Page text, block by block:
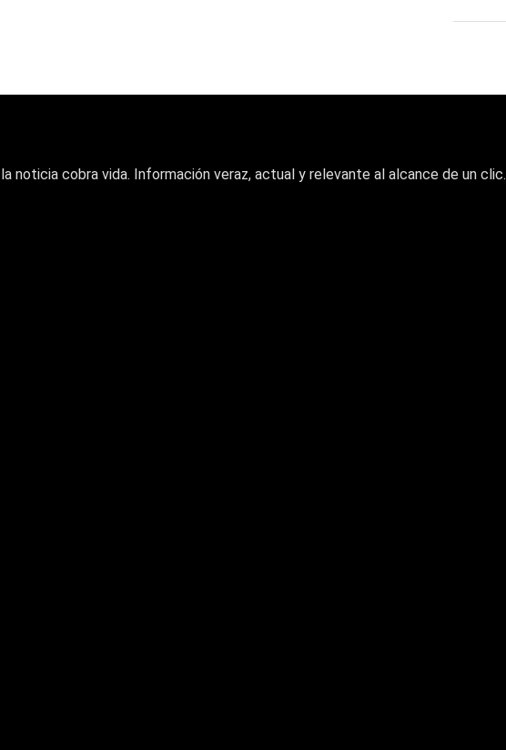
noticia cobra vida. Información veraz, actual y relevante al alcance de un clic.